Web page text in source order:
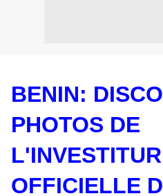
BENIN:
PHOTOS DE
OFFICIELLE